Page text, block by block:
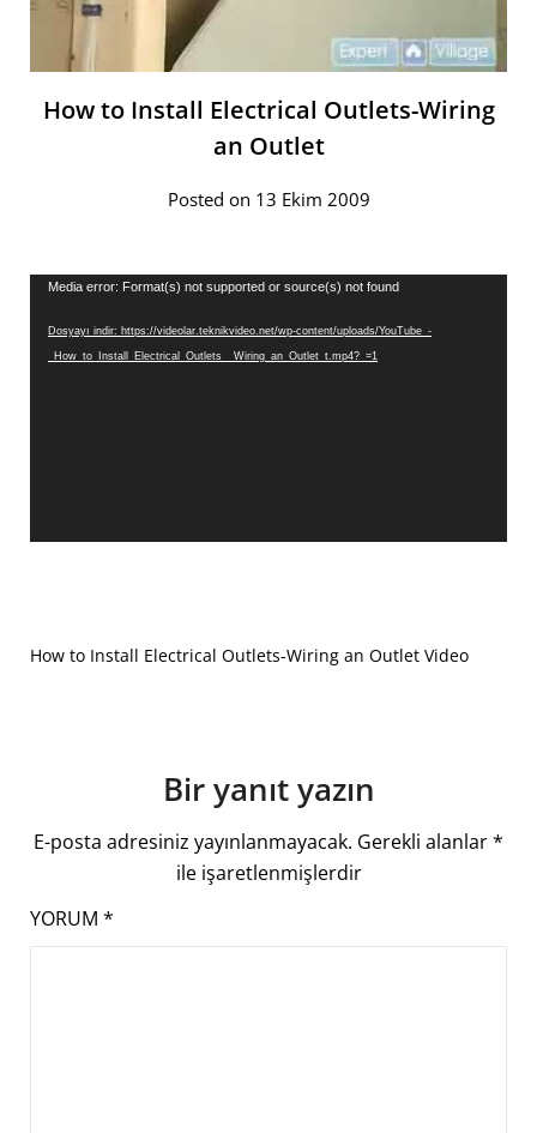
How to Install Electrical Outlets-Wiring
an Outlet
Posted on 13 Ekim 2009
Video
Media error: Format(s) not supported or source(s) not found
Dosyayı indir: https://videolar.teknikvideo.net/wp-content/uploads/YouTube_-
_How_to_Install_Electrical_Outlets__Wiring_an_Outlet_t.mp4?_=1
How to Install Electrical Outlets-Wiring an Outlet Video
Bir yanıt yazın
E-posta adresiniz yayınlanmayacak. Gerekli alanlar*
ile işaretlenmişlerdir
YORUM *